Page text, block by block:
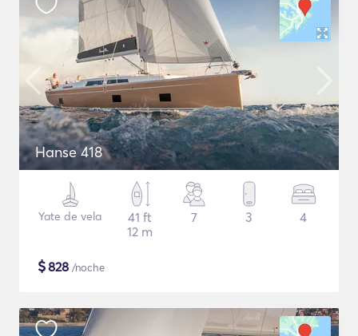
Hanse 418
Yate de vela
41 ft
12 m
7 3 4
$828 /noche